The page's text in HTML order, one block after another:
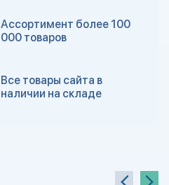
Ассортимент более 100
000 товаров
Все товары сайта в
наличии на складе